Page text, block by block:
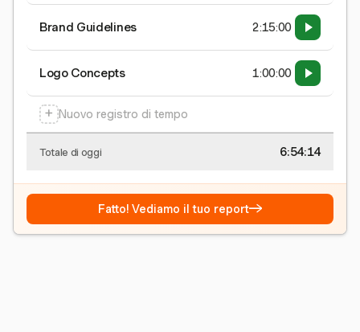
Brand Guidelines 2:15:00
Logo Concepts 1:00:00
+ Nuovo registro di tempo
Totale di oggi 6:54:15
Fatto! Vediamo il tuo report→